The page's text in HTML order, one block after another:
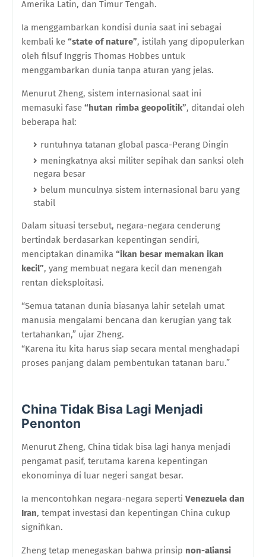
Amerika Latin, dan Timur Tengah.
Ia menggambarkan kondisi dunia saat ini sebagai
kembali ke “state of nature”, istilah yang dipopulerkan
oleh filsuf Inggris Thomas Hobbes untuk
menggambarkan dunia tanpa aturan yang jelas.
Menurut Zheng, sistem internasional saat ini
memasuki fase “hutan rimba geopolitik”, ditandai oleh
beberapa hal:
runtuhnya tatanan global pasca-Perang Dingin
meningkatnya aksi militer sepihak dan sanksi oleh
negara besar
belum munculnya sistem internasional baru yang
stabil
Dalam situasi tersebut, negara-negara cenderung
bertindak berdasarkan kepentingan sendiri,
menciptakan dinamika “ikan besar memakan ikan
kecil”, yang membuat negara kecil dan menengah
rentan dieksploitasi.
“Semua tatanan dunia biasanya lahir setelah umat
manusia mengalami bencana dan kerugian yang tak
tertahankan,” ujar Zheng.
“Karena itu kita harus siap secara mental menghadapi
proses panjang dalam pembentukan tatanan baru.”
China Tidak Bisa Lagi Menjadi
Penonton
Menurut Zheng, China tidak bisa lagi hanya menjadi
pengamat pasif, terutama karena kepentingan
ekonominya di luar negeri sangat besar.
Ia mencontohkan negara-negara seperti Venezuela dan
Iran, tempat investasi dan kepentingan China cukup
signifikan.
Zheng tetap menegaskan bahwa prinsip non-aliansi